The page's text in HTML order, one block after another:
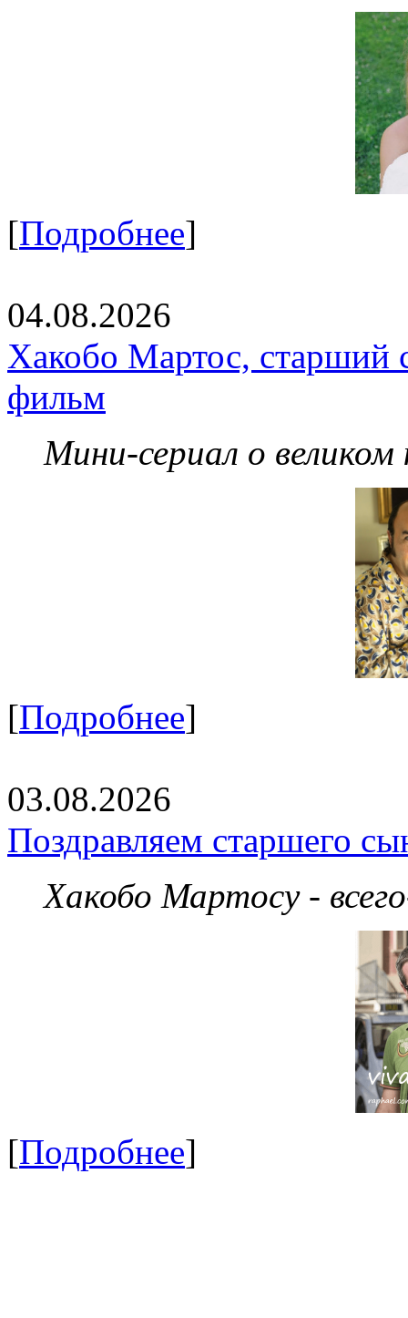
[Подробнее]
04.08.2026
Хакобо Мартос, старший
фильм
Мини-сериал о великом
[Подробнее]
03.08.2026
Поздравляем старшего
Хакобо Мартосу -
[Подробнее]